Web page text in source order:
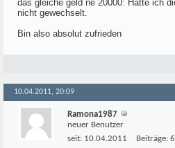
das gleiche geld ne 20000: Hätte ich
nicht gewechselt.
Bin also absolut zufrieden
10.04.2011, 20:09
Ramona1987
neuer Benutzer
seit: 10.04.2011 Beiträge: 6